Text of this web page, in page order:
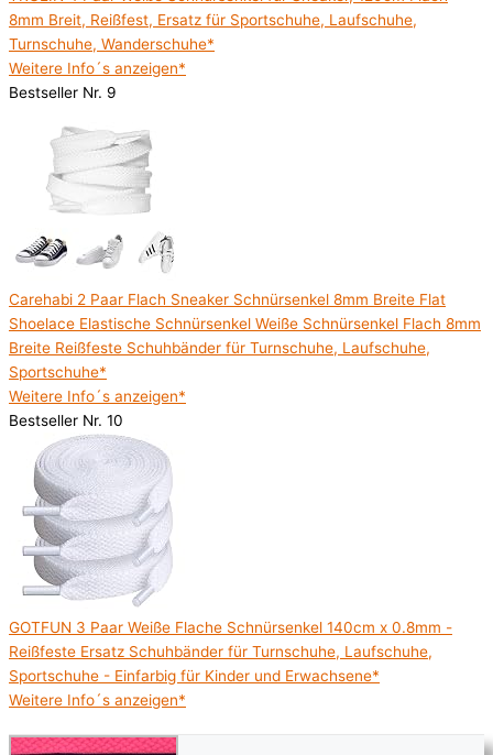
8mm Breit, Reißfest, Ersatz für Sportschuhe, Laufschuhe,
Turnschuhe, Wanderschuhe*
Weitere Info´s anzeigen*
Bestseller Nr. 9
Carehabi 2 Paar Flach Sneaker Schnürsenkel 8mm Breite Flat
Shoelace Elastische Schnürsenkel Weiße Schnürsenkel Flach 8mm
Breite Reißfeste Schuhbänder für Turnschuhe, Laufschuhe,
Sportschuhe*
Weitere Info´s anzeigen*
Bestseller Nr. 10
GOTFUN 3 Paar Weiße Flache Schnürsenkel 140cm x 0.8mm -
Reißfeste Ersatz Schuhbänder für Turnschuhe, Laufschuhe,
Sportschuhe - Einfarbig für Kinder und Erwachsene*
Weitere Info´s anzeigen*